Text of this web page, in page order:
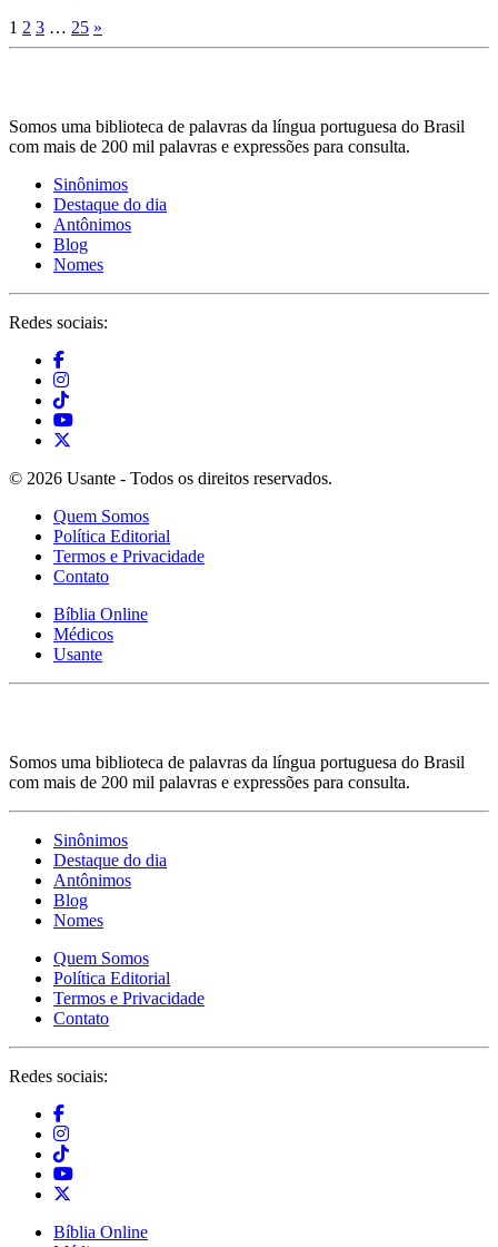
1 2 3 … 25 »
Somos uma biblioteca de palavras da língua portuguesa do Brasil
com mais de 200 mil palavras e expressões para consulta.
Sinônimos
Destaque do dia
Antônimos
Blog
Nomes
Redes sociais:
© 2026 Usante - Todos os direitos reservados.
Quem Somos
Política Editorial
Termos e Privacidade
Contato
Bíblia Online
Médicos
Usante
Somos uma biblioteca de palavras da língua portuguesa do Brasil
com mais de 200 mil palavras e expressões para consulta.
Sinônimos
Destaque do dia
Antônimos
Blog
Nomes
Quem Somos
Política Editorial
Termos e Privacidade
Contato
Redes sociais:
Bíblia Online